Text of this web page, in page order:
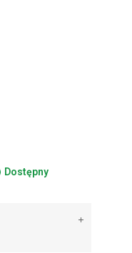
Dostępny